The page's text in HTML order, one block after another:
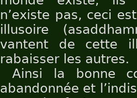
n’existe pas, ceci
illusoire
vantent de cette
rabaisser les autres.
Ainsi la bonne
abandonnée et